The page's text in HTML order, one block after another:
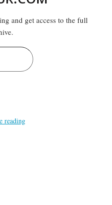
and get access to the full
reading